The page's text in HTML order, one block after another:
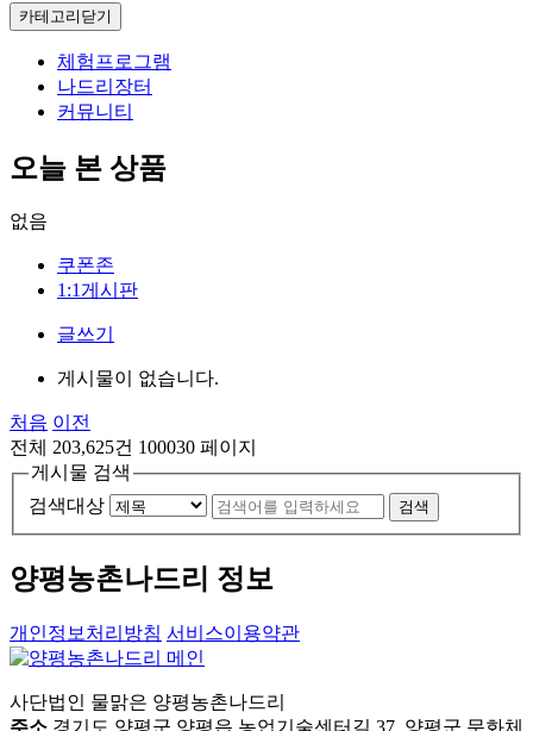
카테고리닫기
체험프로그램
나드리장터
커뮤니티
오늘 본 상품
없음
쿠폰존
1:1게시판
글쓰기
게시물이 없습니다.
처음 이전
전체 203,625건 100030 페이지
게시물 검색
검색대상
검색
양평농촌나드리 정보
개인정보처리방침 서비스이용약관
사단법인 물맑은 양평농촌나드리
주소 경기도 양평군 양평읍 농업기술센터길 37, 양평군 문화체